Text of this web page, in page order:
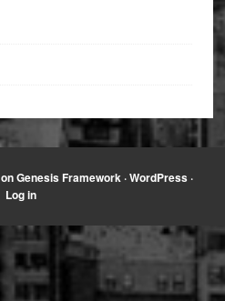
onGenesis Framework ·WordPress ·
Log in